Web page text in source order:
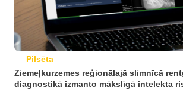
Pilsēta
Ziemeļkurzemes reģionālajā slimnīcā
diagnostikā izmanto mākslīgā intelekta